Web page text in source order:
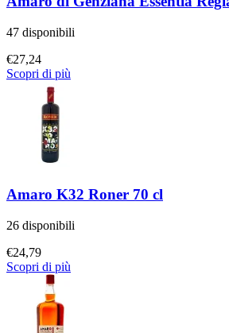
47 disponibili
€27,24
Scopri di più
Amaro K32 Roner 70 cl
26 disponibili
€24,79
Scopri di più